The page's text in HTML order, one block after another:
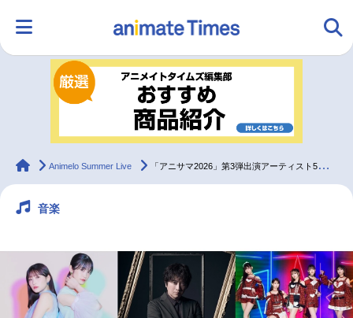
ランキング アニメ
ラジオ みんなの声
2.5次元 配信・Vtuber トレンド 無料マンガ
最新記事一覧
animateTimes
Animelo Summer Live 「アニサマ2026」第3弾出演アーティスト5組発表！
音楽